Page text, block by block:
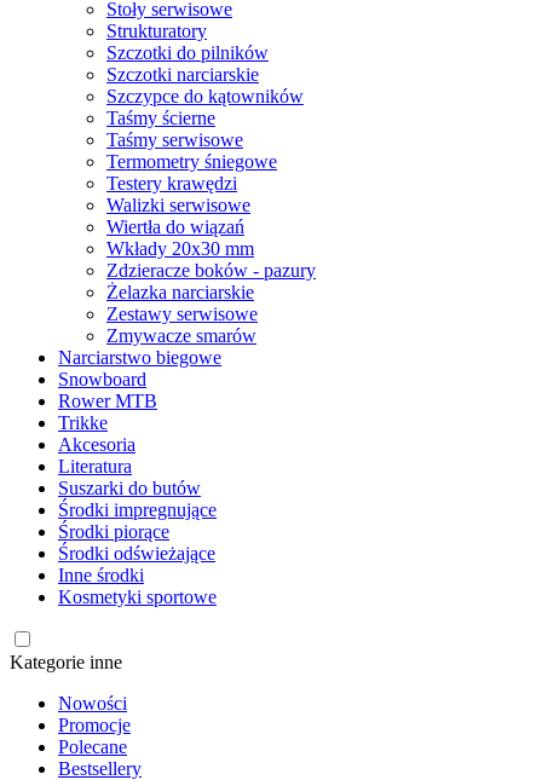
Stoły serwisowe
Strukturatory
Szczotki do pilników
Szczotki narciarskie
Szczypce do kątowników
Taśmy ścierne
Taśmy serwisowe
Termometry śniegowe
Testery krawędzi
Walizki serwisowe
Wiertła do wiązań
Wkłady 20x30 mm
Zdzieracze boków - pazury
Żelazka narciarskie
Zestawy serwisowe
Zmywacze smarów
Narciarstwo biegowe
Snowboard
Rower MTB
Trikke
Akcesoria
Literatura
Suszarki do butów
Środki impregnujące
Środki piorące
Środki odświeżające
Inne środki
Kosmetyki sportowe
Kategorie inne
Nowości
Promocje
Polecane
Bestsellery